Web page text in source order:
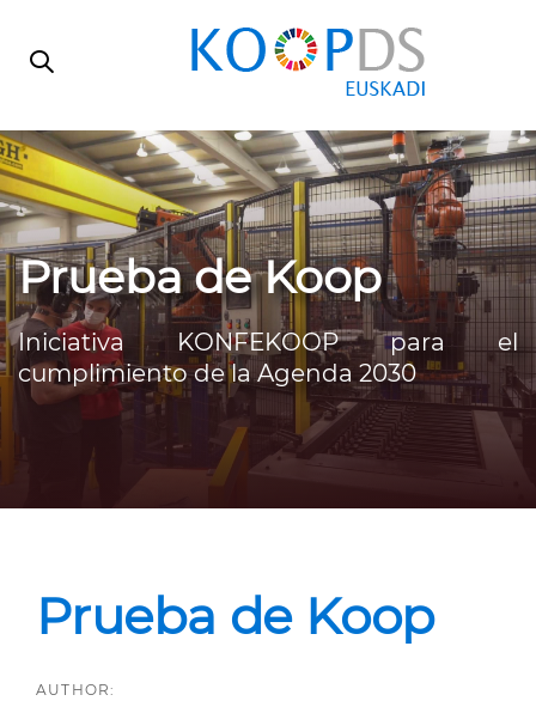
links
primary
Skip
to
content
Prueba de Koop
Iniciativa KONFEKOOP para el
cumplimiento de la Agenda 2030
Prueba de Koop
AUTHOR:
navigation